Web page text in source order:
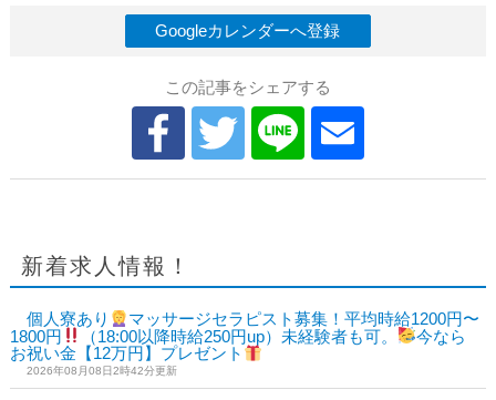
Googleカレンダーへ登録
この記事をシェアする
新着求人情報！
個人寮あり
マッサージセラピスト募集！平均時給1200円〜
1800円
（18:00以降時給250円up）未経験者も可。
今なら
お祝い金【12万円】プレゼント
2026年08月08日2時42分更新